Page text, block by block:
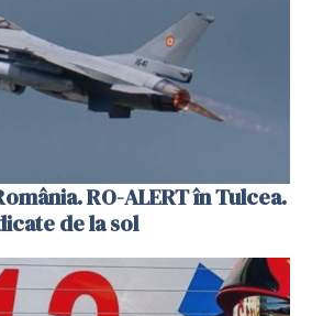
RO-ALERT în Tulcea.
de la sol